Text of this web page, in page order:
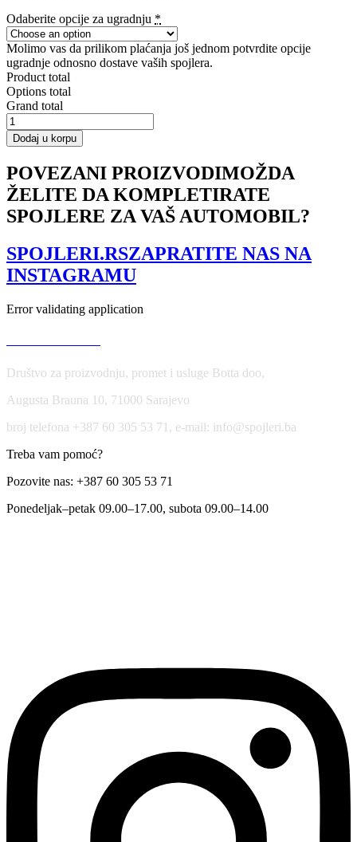
Odaberite opcije za ugradnju *
Molimo vas da prilikom plaćanja još jednom potvrdite opcije
ugradnje odnosno dostave vaših spojlera.
Product total
Options total
Grand total
SPOILER
CAP
HONDA
MK1
količina
Dodaj u korpu
POVEZANI PROIZVODIMOŽDA
ŽELITE DA KOMPLETIRATE
SPOJLERE ZA VAŠ AUTOMOBIL?
SPOJLERI.RSZAPRATITE NAS NA
INSTAGRAMU
Error validating application
Društvo za proizvodnju, promet i usluge Botta doo,
Augusta Brauna 10, 71000 Sarajevo
broj telefona +387 60 305 53 71, e-mail: info@spojleri.ba
Treba vam pomoć?
Pozovite nas: +387 60 305 53 71
Ponedeljak–petak 09.00–17.00, subota 09.00–14.00